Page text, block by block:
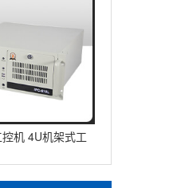
机 4U机架式工
DT-610L-IZ